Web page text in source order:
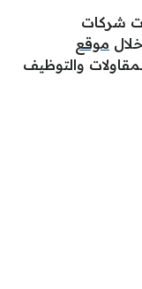
شركات
موقع
والتوظيف